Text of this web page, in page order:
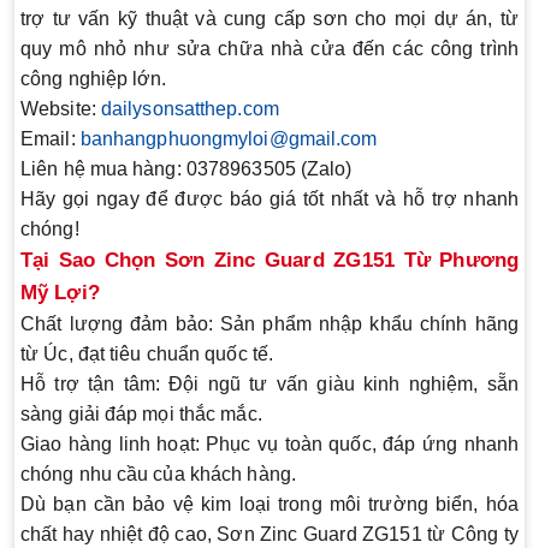
trợ tư vấn kỹ thuật và cung cấp sơn cho mọi dự án, từ
quy mô nhỏ như sửa chữa nhà cửa đến các công trình
công nghiệp lớn.
Website: dailysonsatthep.com
Email : banhangphuongmyloi@gmail.com
Liên hệ mua hàng: 0378963505 (Zalo)
Hãy gọi ngay để được báo giá tốt nhất và hỗ trợ nhanh
chóng!
Tại Sao Chọn Sơn Zinc Guard ZG151 Từ Phương
Mỹ Lợi?
Chất lượng đảm bảo: Sản phẩm nhập khẩu chính hãng
từ Úc, đạt tiêu chuẩn quốc tế.
Hỗ trợ tận tâm: Đội ngũ tư vấn giàu kinh nghiệm, sẵn
sàng giải đáp mọi thắc mắc.
Giao hàng linh hoạt: Phục vụ toàn quốc, đáp ứng nhanh
chóng nhu cầu của khách hàng.
Dù bạn cần bảo vệ kim loại trong môi trường biển, hóa
chất hay nhiệt độ cao, Sơn Zinc Guard ZG151 từ Công ty